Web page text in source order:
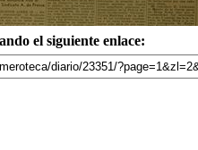
el siguiente enlace: